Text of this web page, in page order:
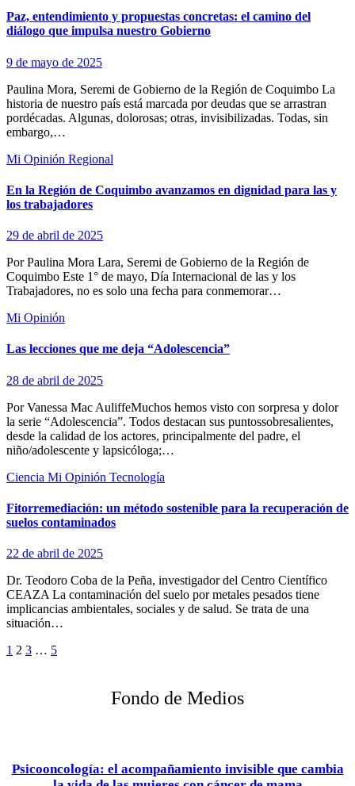
Paz, entendimiento y propuestas concretas: el camino del
diálogo que impulsa nuestro Gobierno
9 de mayo de 2025
Paulina Mora, Seremi de Gobierno de la Región de Coquimbo La
historia de nuestro país está marcada por deudas que se arrastran
pordécadas. Algunas, dolorosas; otras, invisibilizadas. Todas, sin
embargo,…
Mi Opinión Regional
En la Región de Coquimbo avanzamos en dignidad para las y
los trabajadores
29 de abril de 2025
Por Paulina Mora Lara, Seremi de Gobierno de la Región de
Coquimbo Este 1° de mayo, Día Internacional de las y los
Trabajadores, no es solo una fecha para conmemorar…
Mi Opinión
Las lecciones que me deja “Adolescencia”
28 de abril de 2025
Por Vanessa Mac AuliffeMuchos hemos visto con sorpresa y dolor
la serie “Adolescencia”. Todos destacan sus puntossobresalientes,
desde la calidad de los actores, principalmente del padre, el
niño/adolescente y lapsicóloga;…
Ciencia Mi Opinión Tecnología
Fitorremediación: un método sostenible para la recuperación de
suelos contaminados
22 de abril de 2025
Dr. Teodoro Coba de la Peña, investigador del Centro Científico
CEAZA La contaminación del suelo por metales pesados tiene
implicancias ambientales, sociales y de salud. Se trata de una
situación…
Paginación
1 2 3 … 5
Fondo de Medios
Psicooncología: el acompañamiento invisible que cambia